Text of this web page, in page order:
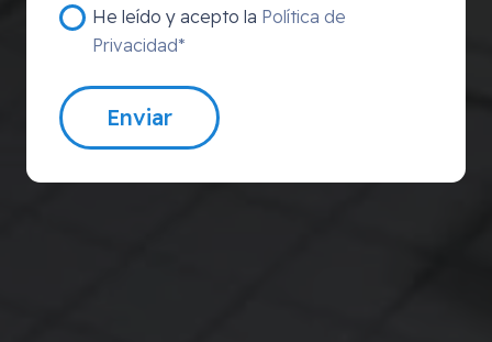
He leído y acepto la Política de
Privacidad*